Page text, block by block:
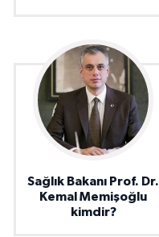
Sağlık Bakanı Prof. Dr.
Kemal Memişoğlu
kimdir?